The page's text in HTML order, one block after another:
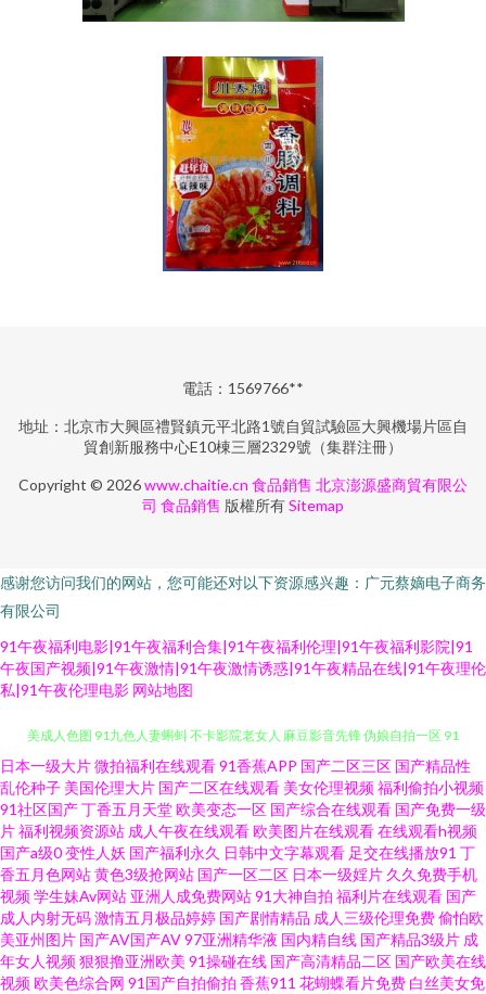
電話：1569766**
地址：北京市大興區禮賢鎮元平北路1號自貿試驗區大興機場片區自
貿創新服務中心E10棟三層2329號（集群注冊）
Copyright © 2026www.chaitie.cn 食品銷售 北京澎源盛商貿有限公
司 食品銷售 版權所有Sitemap
感谢您访问我们的网站，您可能还对以下资源感兴趣：广元蔡嫡电子商务
有限公司
91午夜福利电影|91午夜福利合集|91午夜福利伦理|91午夜福利影院|91
午夜国产视频|91午夜激情|91午夜激情诱惑|91午夜精品在线|91午夜理伦
私|91午夜伦理电影 网站地图
日本不卡视频 亚洲αv二区 海角社区豆花网址 欧美性交免费网站 五月婷婷欧
美成人色图 91九色人妻蝌蚪 不卡影院老女人 麻豆影音先锋 伪娘自拍一区 91
精品视频网站 国产传媒第3页 欧美特黄特色免费 91超碰在线青青草 www99
色精品 国产美女视频影院 99热午夜福利影院 精品少妇一区二区 熟女国产香
蕉 91蜜拍 波多野结依 久草免费色站 先锋影音丝袜制服AV 激情网快播 色色99
日本一级大片微拍福利在线观看91香蕉APP 国产二区三区 国产精品性
乱伦种子 美国伦理大片 国产二区在线观看 美女伦理视频福利偷拍小视频
91社区国产丁香五月天堂欧美变态一区 国产综合在线观看 国产免费一级
片福利视频资源站 成人午夜在线观看欧美图片在线观看在线观看h视频
国产a级0变性人妖 国产福利永久 日韩中文字幕观看 足交在线播放91 丁
香五月色网站黄色3级抢网站 国产一区二区 日本一级婬片 久久免费手机
视频学生妹Av网站 亚洲人成免费网站91大神自拍 福利片在线观看 国产
成人内射无码激情五月极品婷婷 国产剧情精品 成人三级伦理免费偷怕欧
美亚州图片 国产AV国产AV97亚洲精华液 国内精自线 国产精品3级片 成
年女人视频狠狠撸亚洲欧美 91操碰在线 国产高清精品二区 国产欧美在线
视频欧美色综合网 91国产自拍偷拍 香蕉911 花蝴蝶看片免费 白丝美女免